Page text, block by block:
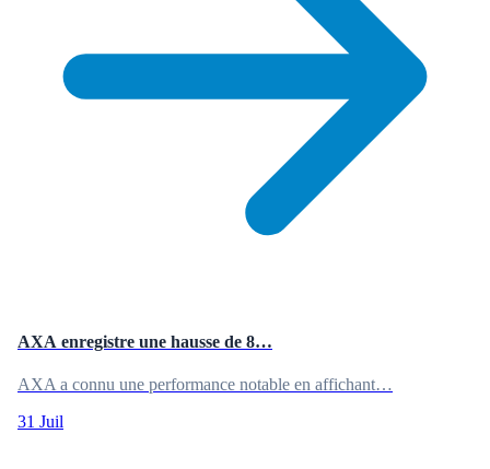
AXA enregistre une hausse de 8…
AXA a connu une performance notable en affichant…
31 Juil